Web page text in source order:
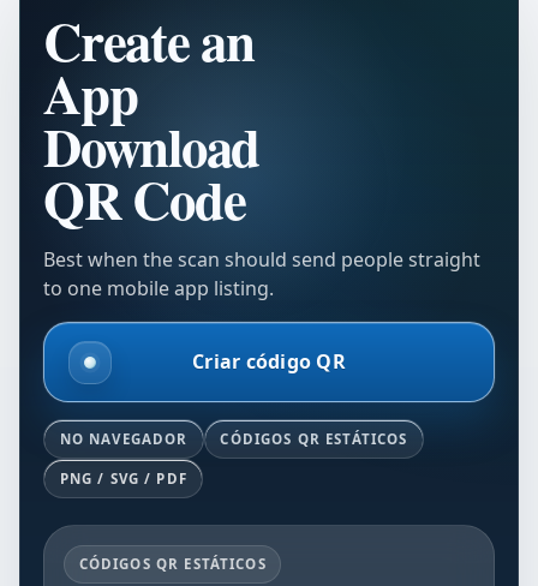
Create an
App
Download
QR Code
Best when the scan should send people straight
to one mobile app listing.
Criar código QR
NO NAVEGADOR CÓDIGOS QR ESTÁTICOS
PNG / SVG / PDF
CÓDIGOS QR ESTÁTICOS